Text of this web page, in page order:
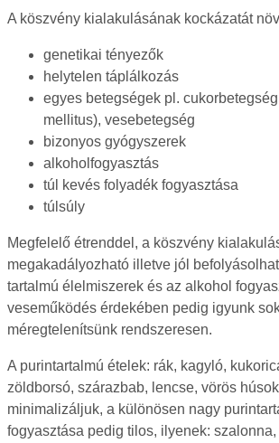
A köszvény kialakulásának kockázatát
genetikai tényezők
helytelen táplálkozás
egyes betegségek pl.
mellitus), vesebetegség
bizonyos gyógyszerek
alkoholfogyasztás
túl kevés folyadék fogyasztása
túlsúly
Megfelelő étrenddel, a köszvény
megakadályozható illetve jól
tartalmú élelmiszerek és az alkohol
veseműködés érdekében pedig igyunk
méregtelenítsünk rendszeresen.
A purintartalmú ételek: rák, kagyló,
zöldborsó, szárazbab, lencse, vörös
minimalizáljuk, a különösen nagy
fogyasztása pedig tilos, ilyenek: szalonna,